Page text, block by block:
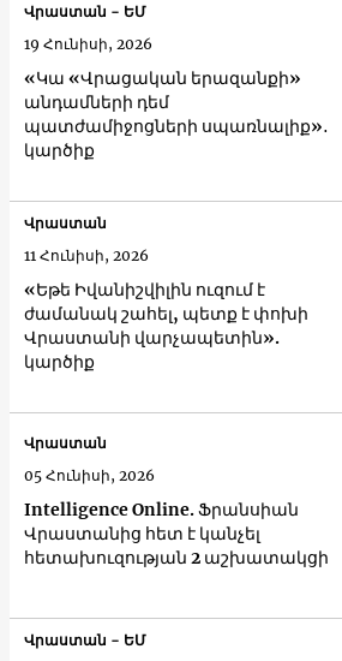
«Կա «Վրացական երազանքի»
անդամների դեմ
պատժամիջոցների սպառնալիք»․
կարծիք
Վրաստան - ԵՄ
19 Հունիսի, 2026
«Եթե Իվանիշվիլին ուզում է
ժամանակ շահել, պետք է փոխի
Վրաստանի վարչապետին».
կարծիք
Վրաստան
11 Հունիսի, 2026
Intelligence Online. Ֆրանսիան
Վրաստանից հետ է կանչել
հետախուզության 2 աշխատակցի
Վրաստան
05 Հունիսի, 2026
Վրաստան - ԵՄ